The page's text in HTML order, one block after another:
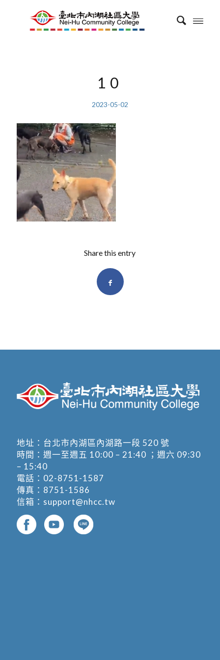
10
2023-05-02
Share this entry
地址： 台北市內湖區內湖路一段 520 號
時間：週一至週五 10:00 – 21:40 ；週六 09:30
– 15:40
電話： 02-8751-1587
傳真：8751-1586
信箱： support@nhcc.tw